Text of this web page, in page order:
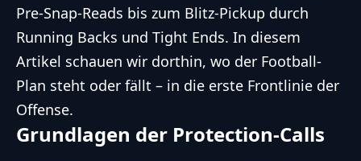
Pre-Snap-Reads bis zum Blitz-Pickup durch
Running Backs und Tight Ends. In diesem
Artikel schauen wir dorthin, wo der Football-
Plan steht oder fällt – in die erste Frontlinie der
Offense.
Grundlagen der Protection-Calls